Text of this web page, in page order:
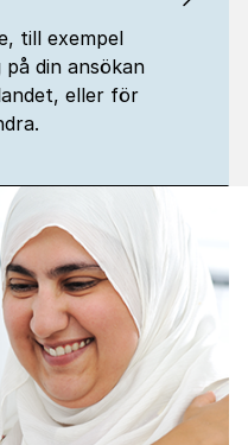
till exempel
din ansökan
eller för